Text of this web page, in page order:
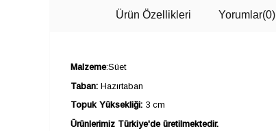
Ürün Özellikleri Yorumlar(0)
Malzeme:Süet
Taban: Hazırtaban
Topuk Yüksekliği: 3 cm
Ürünlerimiz Türkiye'de üretilmektedir.